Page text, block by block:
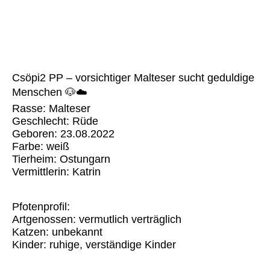
Csöpi2 PP – vorsichtiger Malteser sucht geduldige
Menschen 🐶☁️
Rasse: Malteser
Geschlecht: Rüde
Geboren: 23.08.2022
Farbe: weiß
Tierheim: Ostungarn
Vermittlerin: Katrin
Pfotenprofil:
Artgenossen: vermutlich verträglich
Katzen: unbekannt
Kinder: ruhige, verständige Kinder